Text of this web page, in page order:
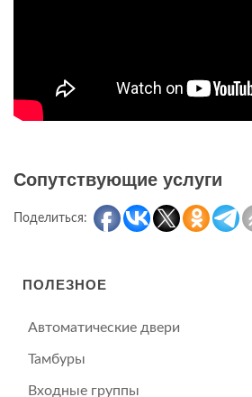
Сопутствующие услуги
Поделиться:
ПОЛЕЗНОЕ
Автоматические двери
Тамбуры
Входные группы